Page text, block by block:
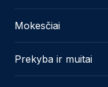
Mokesčiai
Prekyba ir muitai